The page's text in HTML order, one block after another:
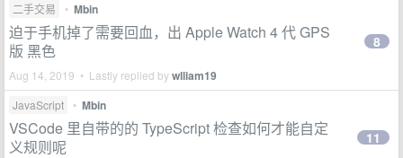
二手交易 • Mbin
迫于手机掉了需要回血，出 Apple Watch 4 代 GPS
版 黑色
Aug 14, 2019 • Lastly replied bywlliam19
8
JavaScript • Mbin
VSCode 里自带的的 TypeScript 检查如何才能自定
义规则呢
11